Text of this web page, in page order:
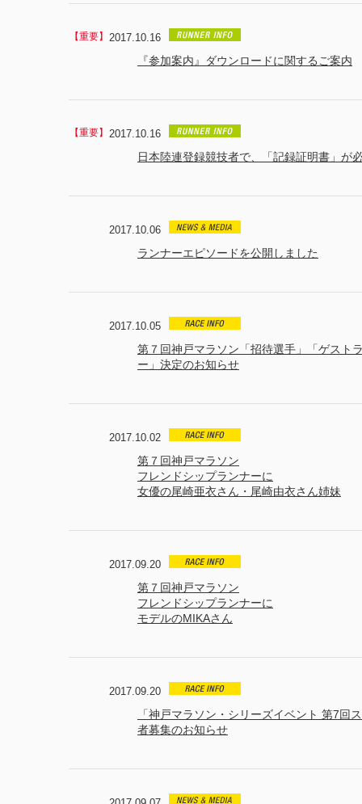
2017.10.16
『参加案内』ダウンロードに関するご案内
2017.10.16
日本陸連登録競技者で、「記録証明書」が
2017.10.06
ランナーエピソードを公開しました
2017.10.05
第７回神戸マラソン「招待選手」「ゲスト
ー」決定のお知らせ
2017.10.02
第７回神戸マラソン
フレンドシップランナーに
女優の尾崎亜衣さん・尾崎由衣さん姉妹
2017.09.20
第７回神戸マラソン
フレンドシップランナーに
モデルのMIKAさん
2017.09.20
「神戸マラソン・シリーズイベント 第7回
者募集のお知らせ